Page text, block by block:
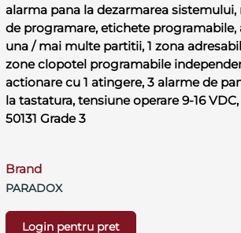
alarma pana la dezarmarea
de programare, etichete programabile,
una / mai multe partitii, 1 zona
zone clopotel programabile
actionare cu 1 atingere, 3 alarme de
la tastatura, tensiune operare 9-16
50131 Grade 3
Brand
PARADOX
Login pentru pret